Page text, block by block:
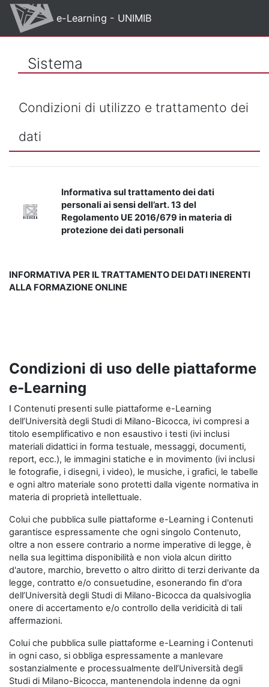
Vai al contenuto principale
e-Learning - UNIMIB
Sistema
Condizioni di utilizzo e trattamento dei
dati
Informativa sul trattamento dei dati
personali ai sensi dell’art. 13 del
Regolamento UE 2016/679 in materia di
protezione dei dati personali
INFORMATIVA PER IL TRATTAMENTO DEI DATI INERENTI
ALLA FORMAZIONE ONLINE
Condizioni di uso delle piattaforme
e-Learning
I Contenuti presenti sulle piattaforme e-Learning
dell’Università degli Studi di Milano-Bicocca, ivi compresi a
titolo esemplificativo e non esaustivo i testi (ivi inclusi
materiali didattici in forma testuale, messaggi, documenti,
report, ecc.), le immagini statiche e in movimento (ivi inclusi
le fotografie, i disegni, i video), le musiche, i grafici, le tabelle
e ogni altro materiale sono protetti dalla vigente normativa in
materia di proprietà intellettuale.
Colui che pubblica sulle piattaforme e-Learning i Contenuti
garantisce espressamente che ogni singolo Contenuto,
oltre a non essere contrario a norme imperative di legge, è
nella sua legittima disponibilità e non viola alcun diritto
d'autore, marchio, brevetto o altro diritto di terzi derivante da
legge, contratto e/o consuetudine, esonerando fin d'ora
dell’Università degli Studi di Milano-Bicocca da qualsivoglia
onere di accertamento e/o controllo della veridicità di tali
affermazioni.
Colui che pubblica sulle piattaforme e-Learning i Contenuti
in ogni caso, si obbliga espressamente a manlevare
sostanzialmente e processualmente dell’Università degli
Studi di Milano-Bicocca, mantenendola indenne da ogni